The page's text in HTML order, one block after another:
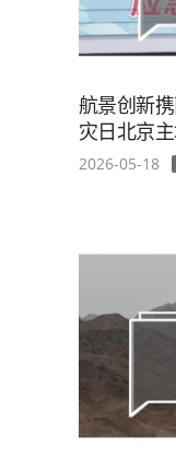
航景创新
灾日北京
2026-05-18